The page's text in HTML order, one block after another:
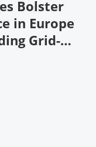
Bolster
in Europe
Grid-
KEY